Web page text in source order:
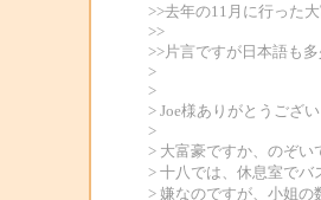
>>去年の11月に行った
>>
>>片言ですが日本語も
>
>
> Joe様ありがとうござい
>
> 大富豪ですか、のぞい
> 十八では、休息室でバ
> 嫌なのですが、小姐の